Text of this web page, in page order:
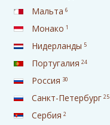
Мальта 6
Монако 1
Нидерланды 5
Португалия 24
Россия 30
Санкт-Петербург 25
Сербия 2